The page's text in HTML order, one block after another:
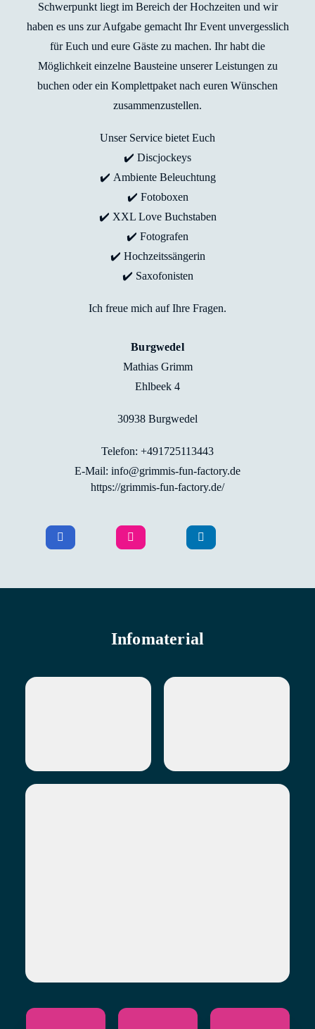
Schwerpunkt liegt im Bereich der Hochzeiten und wir
haben es uns zur Aufgabe gemacht Ihr Event unvergesslich
für Euch und eure Gäste zu machen. Ihr habt die
Möglichkeit einzelne Bausteine unserer Leistungen zu
buchen oder ein Komplettpaket nach euren Wünschen
zusammenzustellen.
Unser Service bietet Euch
✔️ Discjockeys
✔️ Ambiente Beleuchtung
✔️ Fotoboxen
✔️ XXL Love Buchstaben
✔️ Fotografen
✔️ Hochzeitssängerin
✔️ Saxofonisten
Ich freue mich auf Ihre Fragen.
Burgwedel
Mathias Grimm
Ehlbeek 4
30938 Burgwedel
Telefon: +491725113443
E-Mail: info@grimmis-fun-factory.de
https://grimmis-fun-factory.de/
Infomaterial